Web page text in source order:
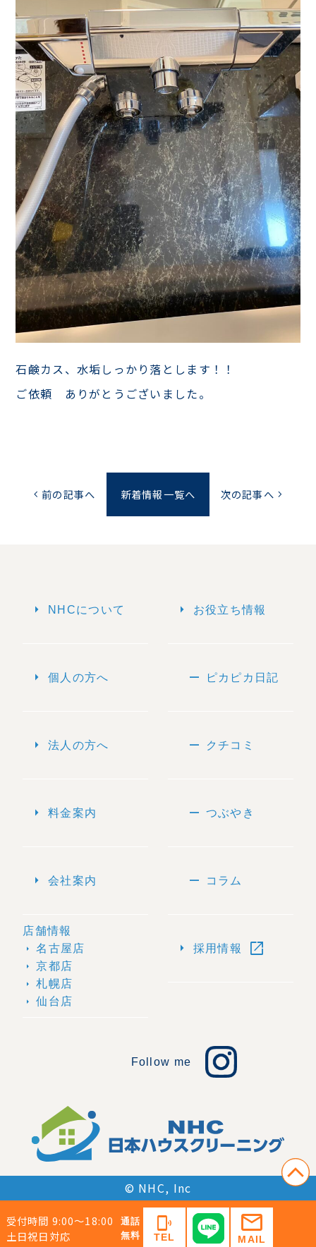
受付時間 9:00〜18:00
土日祝日対応
通話
無料
phonelink_ring
TEL
mail
MAIL
石鹸カス、水垢しっかり落とします！！
ご依頼 ありがとうございました。
chevron_left 前の記事へ 新着情報一覧へ 次の記事へ chevron_right
arrow_right NHCについて
arrow_right 個人の方へ
arrow_right 法人の方へ
arrow_right 料金案内
arrow_right 会社案内
店舗情報
arrow_right 名古屋店
arrow_right 京都店
arrow_right 札幌店
arrow_right 仙台店
arrow_right お役立ち情報
remove ピカピカ日記
remove クチコミ
remove つぶやき
remove コラム
arrow_right 採用情報 open_in_new
Follow me
© NHC, Inc